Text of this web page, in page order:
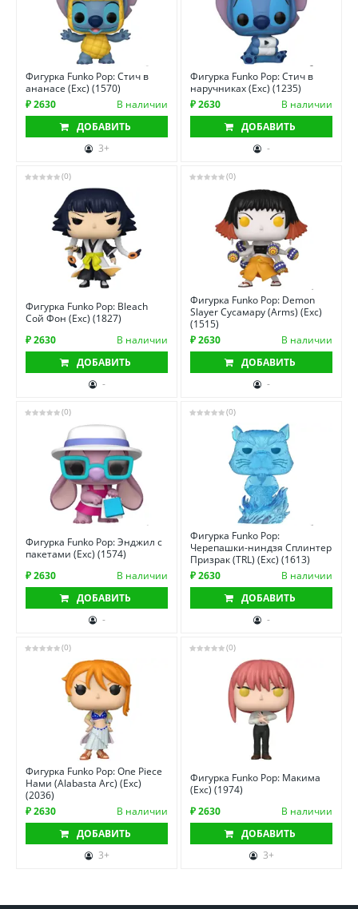
Фигурка Funko Pop: Стич в
ананасе (Exc) (1570)
₽ 2630
В наличии
ДОБАВИТЬ
3+
Фигурка Funko Pop: Стич в
наручниках (Exc) (1235)
₽ 2630
В наличии
ДОБАВИТЬ
-
(0)
Фигурка Funko Pop: Bleach
Сой Фон (Exc) (1827)
₽ 2630
В наличии
ДОБАВИТЬ
-
(0)
Фигурка Funko Pop: Demon
Slayer Сусамару (Arms) (Exc)
(1515)
₽ 2630
В наличии
ДОБАВИТЬ
-
(0)
Фигурка Funko Pop: Энджил с
пакетами (Exc) (1574)
₽ 2630
В наличии
ДОБАВИТЬ
-
(0)
Фигурка Funko Pop:
Черепашки-ниндзя Сплинтер
Призрак (TRL) (Exc) (1613)
₽ 2630
В наличии
ДОБАВИТЬ
-
(0)
Фигурка Funko Pop: One Piece
Нами (Alabasta Arc) (Exc)
(2036)
₽ 2630
В наличии
ДОБАВИТЬ
3+
(0)
Фигурка Funko Pop: Макима
(Exc) (1974)
₽ 2630
В наличии
ДОБАВИТЬ
3+